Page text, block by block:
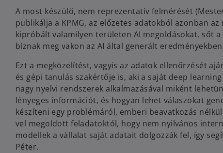
A most készülő, nem reprezentatív felmérését
publikálja a KPMG, az előzetes adatokból azonban
kipróbált valamilyen területen AI megoldásokat, sőt
bíznak meg vakon az AI által generált eredményekben.
Ezt a megközelítést, vagyis az adatok ellenőrzését
és gépi tanulás szakértője is, aki a saját deep
nagy nyelvi rendszerek alkalmazásával miként
lényeges információt, és hogyan lehet válaszokat
készíteni egy problémáról, emberi beavatkozás
vel megoldott feladatoktól, hogy nem nyilvános
modellek a vállalat saját adatait dolgozzák fel, így
Péter.